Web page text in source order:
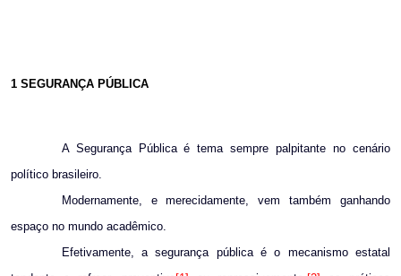
1 SEGURANÇA PÚBLICA
A Segurança Pública é tema sempre palpitante no cenário
político brasileiro.
Modernamente, e merecidamente, vem também ganhando
espaço no mundo acadêmico.
Efetivamente, a segurança pública é o mecanismo estatal